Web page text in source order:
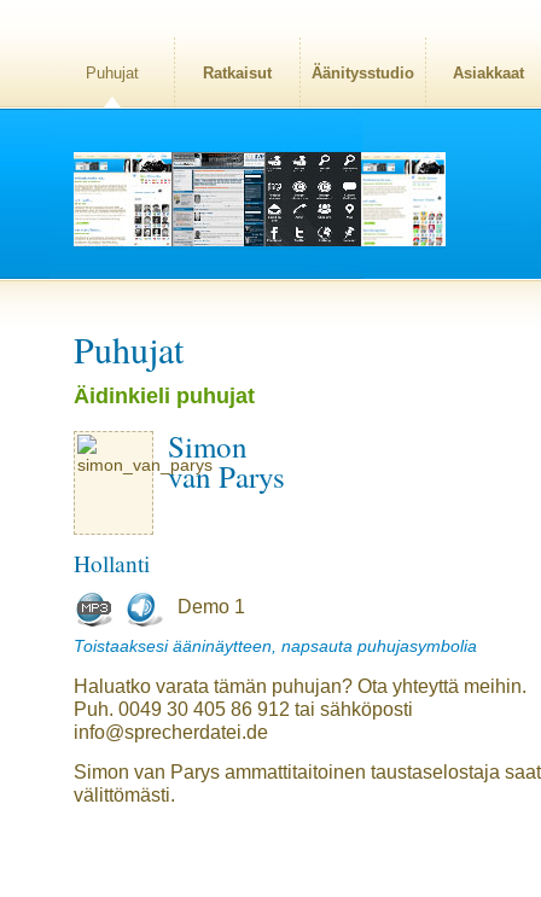
Puhujat Ratkaisut Äänitysstudio Asiakkaat
Puhujat
Äidinkieli puhujat
Simon
van Parys
Hollanti
Demo 1
Toistaaksesi ääninäytteen, napsauta puhujasymbolia
Haluatko varata tämän puhujan? Ota yhteyttä meihin.
Puh. 0049 30 405 86 912 tai sähköposti
info@sprecherdatei.de
Simon van Parys ammattitaitoinen taustaselostaja
välittömästi.